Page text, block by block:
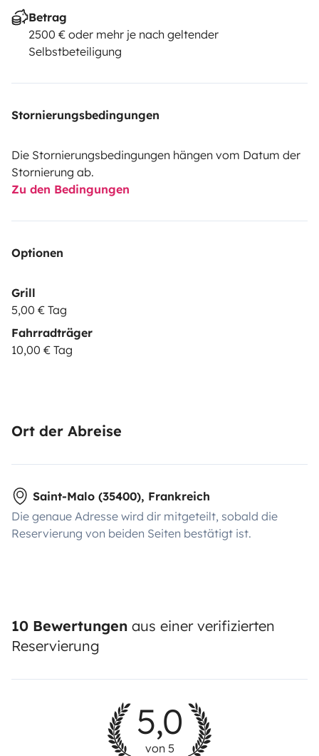
Betrag
2500 € oder mehr je nach geltender
Selbstbeteiligung
Stornierungsbedingungen
Die Stornierungsbedingungen hängen vom Datum der
Stornierung ab.
Zu den Bedingungen
Optionen
Grill
5,00 € Tag
Fahrradträger
10,00 € Tag
Ort der Abreise
Saint-Malo (35400), Frankreich
Die genaue Adresse wird dir mitgeteilt, sobald die
Reservierung von beiden Seiten bestätigt ist.
10 Bewertungen aus einer verifizierten
Reservierung
5,0
von 5